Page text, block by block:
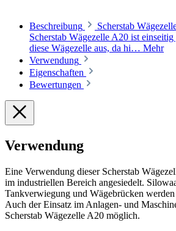
Beschreibung
Scherstab
Scherstab Wägezelle A20 ist
diese Wägezelle aus, da hi… Mehr
Verwendung
Eigenschaften
Bewertungen
Verwendung
Eine Verwendung dieser Scherstab
im industriellen Bereich angesiedelt.
Tankverwiegung und Wägebrücken
Auch der Einsatz im Anlagen- und
Scherstab Wägezelle A20 möglich.